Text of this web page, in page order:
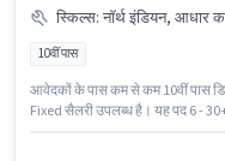
स्किल्स: नॉर्थ इंडियन, आधार
10वीं पास
आवेदकों के पास कम से कम 10वीं पास
Fixed सैलरी उपलब्ध है। यह पद 6 -